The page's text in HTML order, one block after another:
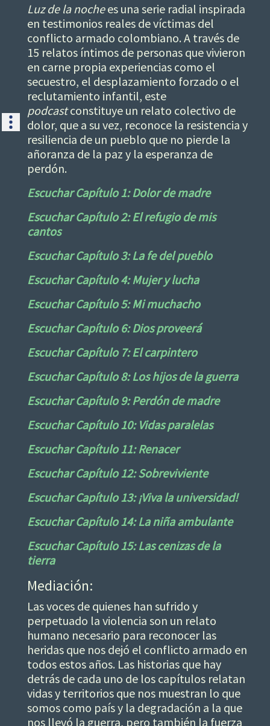
Luz de la nochees una serie radial inspirada
en testimonios reales de víctimas del
conflicto armado colombiano. A través de
15 relatos íntimos de personas que vivieron
en carne propia experiencias como el
secuestro, el desplazamiento forzado o el
reclutamiento infantil, este
podcastconstituye un relato colectivo de
dolor, que a su vez, reconoce la resistencia y
resiliencia de un pueblo que no pierde la
añoranza de la paz y la esperanza de
perdón.
Escuchar Capítulo 1: Dolor de madre
EscucharCapítulo 2: El refugio de mis
cantos
Escuchar Capítulo 3: La fe del pueblo
Escuchar Capítulo 4: Mujer y lucha
EscucharCapítulo 5: Mi muchacho
Escuchar Capítulo 6: Dios proveerá
Escuchar Capítulo 7: El carpintero
EscucharCapítulo 8: Los hijos de la guerra
EscucharCapítulo 9: Perdón de madre
EscucharCapítulo 10: Vidas paralelas
EscucharCapítulo 11: Renacer
Escuchar Capítulo 12: Sobreviviente
Escuchar Capítulo 13: ¡Viva la universidad!
Escuchar Capítulo 14: La niña ambulante
Escuchar Capítulo 15: Las cenizas de la
tierra
Mediación:
Las voces de quienes han sufrido y
perpetuado la violencia son un relato
humano necesario para reconocer las
heridas que nos dejó el conflicto armado en
todos estos años. Las historias que hay
detrás de cada uno de los capítulos relatan
vidas y territorios que nos muestran lo que
somos como país y la degradación a la que
nos llevó la guerra, pero también la fuerza